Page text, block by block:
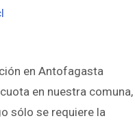
en Antofagasta
en nuestra comuna,
sólo se requiere la